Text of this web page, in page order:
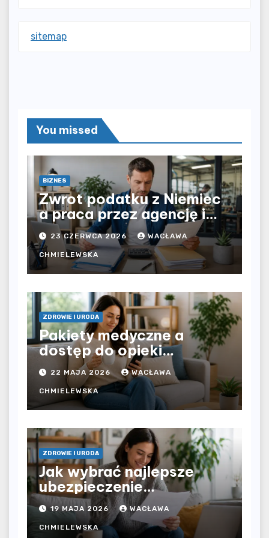
sitemap
You missed
BIZNES
Zwrot podatku z Niemiec
a praca przez agencję i
bezpośrednio u
pracodawcy – jak
rozliczyć oba źródła
dochodu?
23 CZERWCA 2026 WACŁAWA
CHMIELEWSKA
ZDROWIE I URODA
Pakiety medyczne a
dostęp do opieki
zdrowotnej bez
ograniczeń czasowych –
czy prywatna opieka daje
większą swobodę?
22 MAJA 2026 WACŁAWA
CHMIELEWSKA
ZDROWIE I URODA
Jak wybrać najlepsze
ubezpieczenie
komunikacyjne i uniknąć
kosztownych błędów?
19 MAJA 2026 WACŁAWA
CHMIELEWSKA